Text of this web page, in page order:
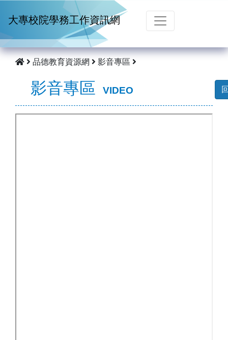
大專校院學務工作資訊網
品德教育資源網 影音專區
影音專區 VIDEO